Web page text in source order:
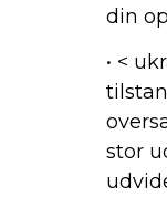
din
• <
stor